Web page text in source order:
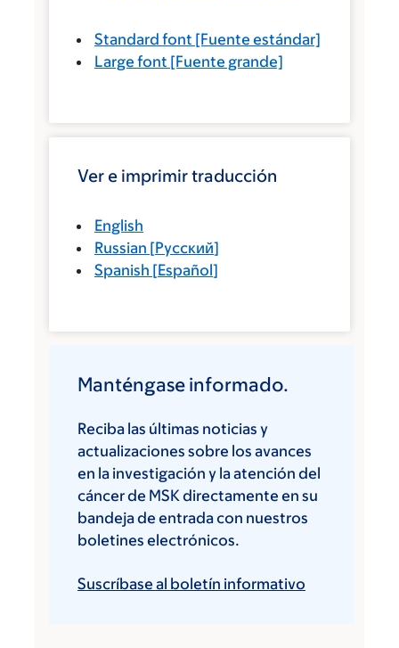
Standard font [Fuente estándar]
Large font [Fuente grande]
Ver e imprimir traducción
English
Russian [Русский]
Spanish [Español]
Manténgase informado.
Reciba las últimas noticias y
actualizaciones sobre los avances
en la investigación y la atención del
cáncer de MSK directamente en su
bandeja de entrada con nuestros
boletines electrónicos.
Suscríbase al boletín informativo